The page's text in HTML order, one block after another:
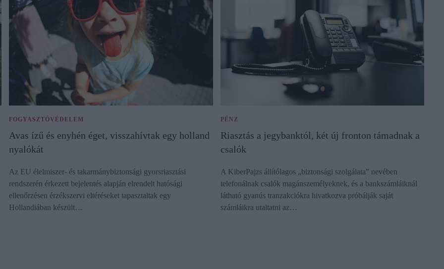
FOGYASZTÓVÉDELEM
Avas ízű és enyhén éget, visszahívtak egy holland
nyalókát
Az EU élelmiszer- és takarmánybiztonsági gyorsriasztási
rendszerén érkezett bejelentés alapján elrendelt hatósági
ellenőrzésen érzékszervi eltéréseket tapasztaltak egy
Hollandiában készült…
PÉNZ
Riasztás a jegybanktól, két új fronton támadnak a
csalók
A KiberPajzs állítólagos „biztonsági szolgálata” nevében
telefonálnak csalók magánszemélyeknek, és a bankszámláiknál
látható gyanús tranzakciókra hivatkozva próbálják saját
számláikra utaltatni az…